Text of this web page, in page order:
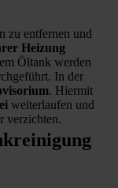
zu entfernen und
Heizung
Öltank werden
In der
. Hiermit
weiterlaufen und
verzichten.